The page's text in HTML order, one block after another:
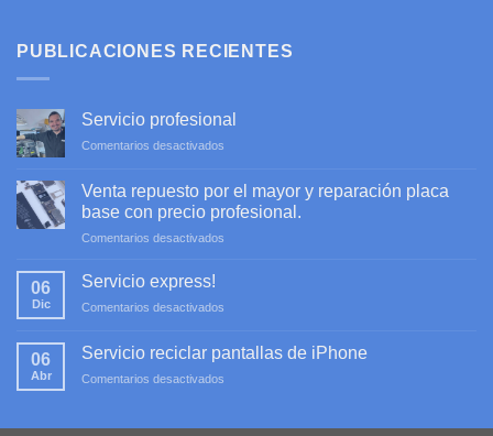
PUBLICACIONES RECIENTES
Servicio profesional
Comentarios desactivados
profesional
Venta repuesto por el mayor y reparación placa
base con precio profesional.
Comentarios desactivados
y
06
Dic
Servicio express!
Comentarios desactivados
express!
06
Abr
Servicio reciclar pantallas de iPhone
Comentarios desactivados